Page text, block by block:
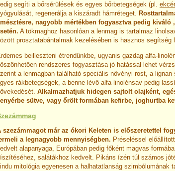
segíti a bőrsérülések és egyes bőrbetegségek (pl.
regenerálja a kiszáradt hámréteget.
nagyobb mértékben fogyasztva pedig kiváló
A tökmaghoz hasonlóan a lenmag is tartalmaz
prosztatabántalmak kezelésében is hasznos segítség
beilleszteni étrendünkbe, ugyanis gazdag alfa-
rendszeres fogyasztása jó hatással lehet
a lenmagban található speciális növényi rost, a
rákbetegségek, a benne lévő alfa-linolénsav pedig
Alkalmazhatjuk hidegen sajtolt olajként,
sütve, vagy őrölt formában kefirbe, joghurtba
szezámmagot már az ókori Keleten is előszeretettel
a legnagyobb mennyiségben. Préseléssel
alapanyaga, Európában pedig főként magvas
salátákhoz kedvelt. Pikáns ízén túl számos
mitológia egyenesen a halhatatlanság szimbólumának